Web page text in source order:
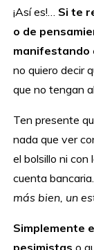
¡Así es!… Si te
o de
manifestando
no quiero decir
que no tengan
Ten presente
nada que ver
el bolsillo ni con
cuenta bancaria.
más bien, un
Simplemente
pesimistas o